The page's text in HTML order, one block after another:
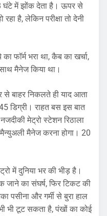
घंटे में झोंक देता है। ऊपर से
है, लेकिन परीक्षा तो देनी
फॉर्म भरा था, कैब का खर्चा,
मैनेज किया था।
से बाहर निकलते ही याद आता
डिग्री। राहत बस इस बात
मेट्रो स्टेशन रिठाला
मैनेज करना होगा। 20
में दुनिया भर की भीड़ है।
जाने का संघर्ष, फिर टिकट की
पसीना और गर्मी से बुरा हाल
भी टूट सकता है, पंखों का कोई